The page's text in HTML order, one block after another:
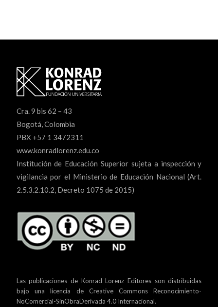
Cra. 9 bis 62 – 43
Bogotá, Colombia
PBX +57 1 3472311
www.konradlorenz.edu.co
Institución de Educación Superior sujeta a inspección y
vigilancia por el Ministerio de Educación Nacional (Art.
2.5.3.2.10.2, Decreto 1075 de 2015)
Las publicaciones de Konrad Lorenz Editores son distribuidas
bajo unalicencia de Creative Commons Reconocimiento-
NoComercial-SinObraDerivada 4.0 Internacional.